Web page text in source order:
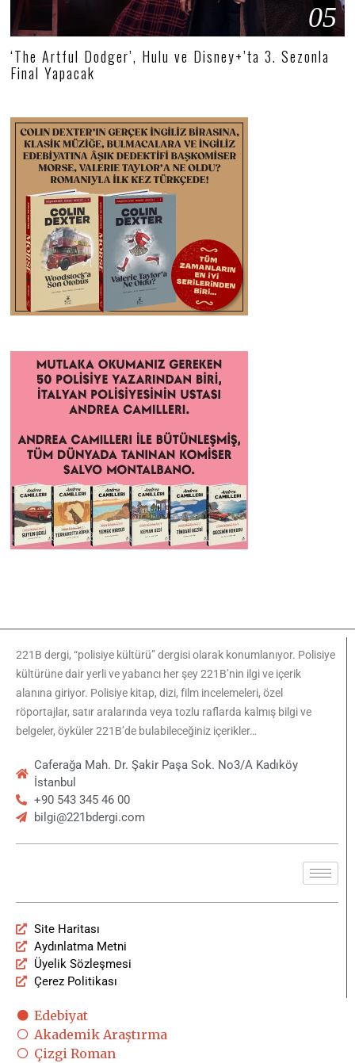
05
‘The Artful Dodger’, Hulu ve Disney+’ta 3. Sezonla
Final Yapacak
221B dergi, “polisiye kültürü” dergisi olarak konumlanıyor. Polisiye
kültürüne dair yerli ve yabancı her şey 221B’nin ilgi ve içerik
alanına giriyor. Polisiye kitap, dizi, film incelemeleri, özel
röportajlar, satır aralarında veya tozlu raflarda kalmış bilgi ve
belgeler, öyküler 221B’de bulabileceğiniz içerikler…
Caferağa Mah. Dr. Şakir Paşa Sok. No3/A Kadıköy
İstanbul
+90 543 345 46 00
bilgi@221bdergi.com
Site Haritası
Aydınlatma Metni
Üyelik Sözleşmesi
Çerez Politikası
Edebiyat
Akademik Araştırma
Çizgi Roman